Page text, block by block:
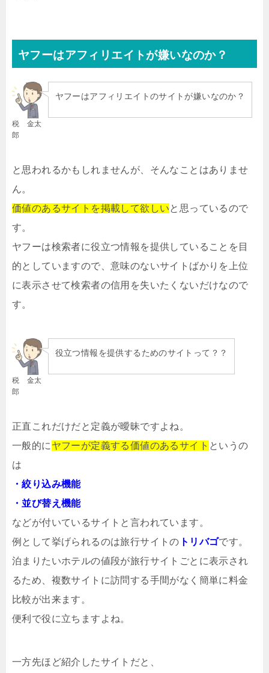
ヤフーはアフィリエイトが嫌いなのか？
税 金太
郎
ヤフーはアフィリエイトのサイトが嫌いなのか？
と思われるかもしれませんが、そんなことはありませ
ん。
価値のあるサイトを掲載して欲しいと思っているので
す。
ヤフーは検索者に役立つ情報を提供していることを目
的としていますので、意味のないサイトばかりを上位
に表示させて検索者の信用を失いたくないだけなので
す。
税 金太
郎
役立つ情報を提供するためのサイトって？？
正直これだけだと定義が曖昧ですよね。
一般的に ヤフーが定義する価値のあるサイト というの
は
・絞り込み機能
・並び替え機能
などが付いているサイトと言われています。
例として挙げられるのは旅行サイトの トリバゴです。
泊まりたいホテルの値段が旅行サイトごとに表示され
るため、複数サイトに訪問する手間がなく簡単に料金
比較が出来ます。
便利で役に立ちますよね。
一方先ほど紹介したサイトだと、